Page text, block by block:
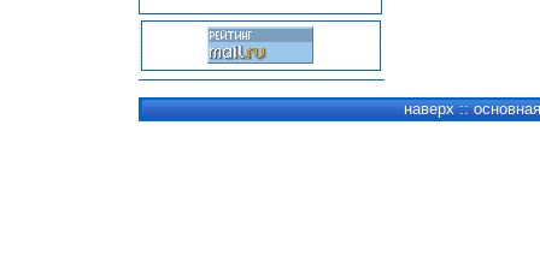
наверх ::основная